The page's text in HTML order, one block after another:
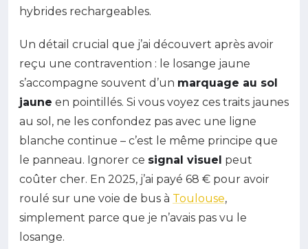
hybrides rechargeables.
Un détail crucial que j’ai découvert après avoir
reçu une contravention : le losange jaune
s’accompagne souvent d’un marquage au sol
jaune en pointillés. Si vous voyez ces traits jaunes
au sol, ne les confondez pas avec une ligne
blanche continue – c’est le même principe que
le panneau. Ignorer ce signal visuel peut
coûter cher. En 2025, j’ai payé 68 € pour avoir
roulé sur une voie de bus à Toulouse,
simplement parce que je n’avais pas vu le
losange.